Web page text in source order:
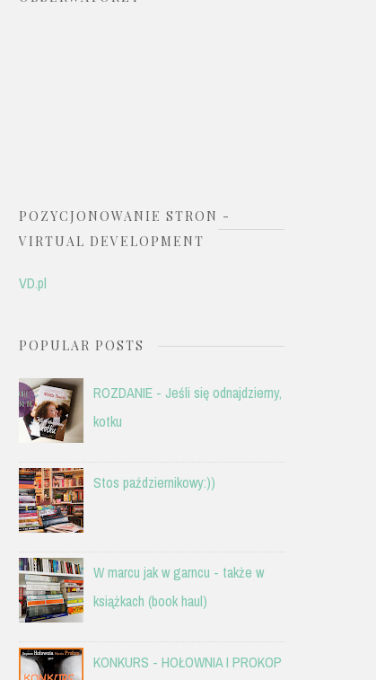
POZYCJONOWANIE STRON -
VIRTUAL DEVELOPMENT
VD.pl
POPULAR POSTS
ROZDANIE - Jeśli się odnajdziemy,
kotku
Stos październikowy:))
W marcu jak w garncu - także w
książkach (book haul)
KONKURS - HOŁOWNIA I PROKOP